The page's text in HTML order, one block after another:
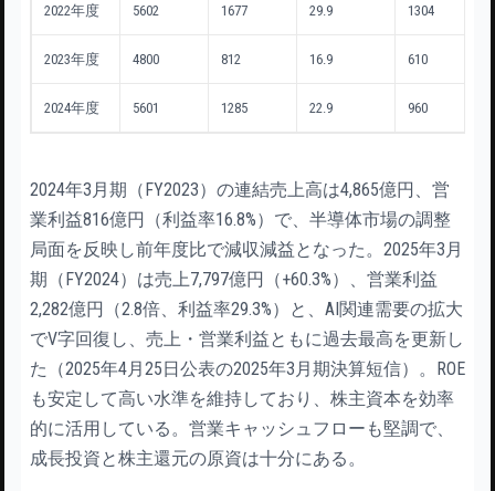
2022年度 5602 1677 29.9 1304
2023年度 4800 812 16.9 610
2024年度 5601 1285 22.9 960
2024年3月期（FY2023）の連結売上高は4,865億円、営
業利益816億円（利益率16.8%）で、半導体市場の調整
局面を反映し前年度比で減収減益となった。2025年3月
期（FY2024）は売上7,797億円（+60.3%）、営業利益
2,282億円（2.8倍、利益率29.3%）と、AI関連需要の拡大
でV字回復し、売上・営業利益ともに過去最高を更新し
た（2025年4月25日公表の2025年3月期決算短信）。ROE
も安定して高い水準を維持しており、株主資本を効率
的に活用している。営業キャッシュフローも堅調で、
成長投資と株主還元の原資は十分にある。